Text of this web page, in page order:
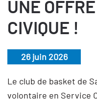
UNE
CIVIQUE !
26 juin 2026
Le club de basket de
volontaire en Service